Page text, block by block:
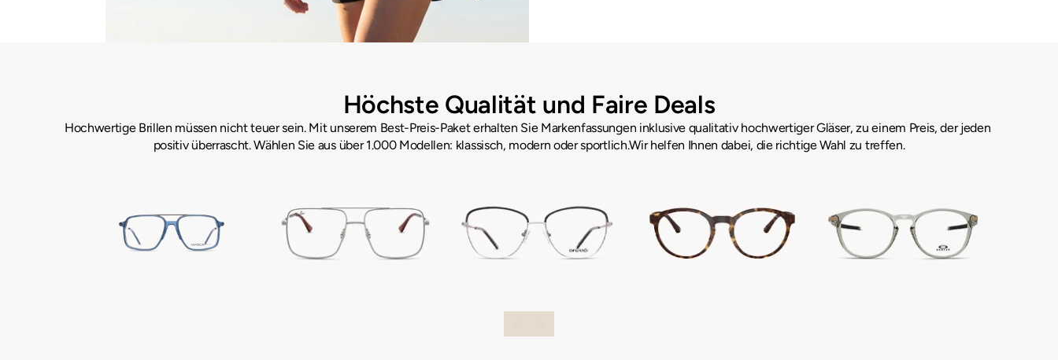
Höchste Qualität und Faire Deals
Hochwertige Brillen müssen nicht teuer sein. Mit unserem Best-Preis-Paket erhalten Sie Markenfassungen inklusive qualitativ hochwertiger Gläser, zu einem Preis, der jeden
positiv überrascht. Wählen Sie aus über 1.000 Modellen: klassisch, modern oder sportlich.Wir helfen Ihnen dabei, die richtige Wahl zu treffen.